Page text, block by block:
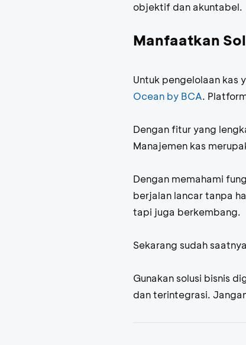
objektif dan akuntabel.
Manfaatkan
Untuk pengelolaan kas
Ocean by BCA.
Dengan fitur yang
Manajemen kas
Dengan memahami
berjalan lancar tanpa
tapi juga berkembang.
Sekarang sudah
Gunakan solusi bisnis
dan terintegrasi.